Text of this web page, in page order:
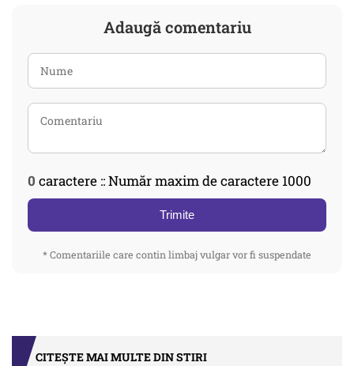
Adaugă comentariu
0 caractere :: Număr maxim de caractere 1000
Trimite
* Comentariile care contin limbaj vulgar vor fi suspendate
CITEȘTE MAI MULTE DIN STIRI